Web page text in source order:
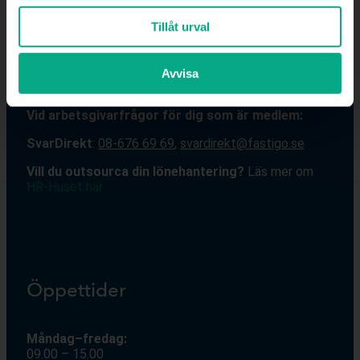
Tillåt urval
Avvisa
Vid arbetsgivarfrågor för dig som är medlem:
SvarDirekt: 08-676 69 69, svardirekt@fastigo.se
Vill du outsourca din lönehantering? Läs mer om
Öppettider
Måndag–fredag:
09.00 – 15.00